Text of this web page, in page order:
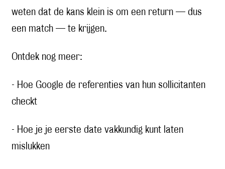
weten dat de kans klein is om een return — dus
een match — te krijgen.
Ontdek nog meer:
- Hoe Google de referenties van hun sollicitanten
checkt
- Hoe je je eerste date vakkundig kunt laten
mislukken